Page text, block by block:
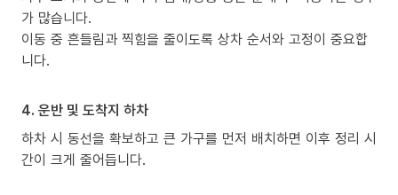
가 많습니다.
이동 중 흔들림과 찍힘을 줄이도록 상차 순서와 고정이 중요합
니다.
4. 운반 및 도착지 하차
하차 시 동선을 확보하고 큰 가구를 먼저 배치하면 이후 정리 시
간이 크게 줄어듭니다.